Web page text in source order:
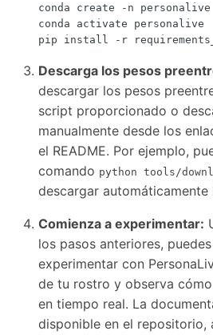
conda create -n personalive
Descarga los pesos
descargar los pesos
script proporcionado o
manualmente desde los
el README. Por ejemplo,
comando python tools/
descargar automáticamente
Comienza a experimentar:
los pasos anteriores,
experimentar con
de tu rostro y observa
en tiempo real. La
disponible en el repositorio,